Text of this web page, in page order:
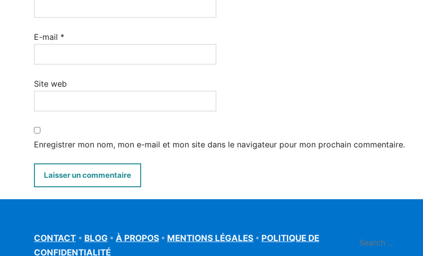
E-mail *
Site web
Enregistrer mon nom, mon e-mail et mon site dans le navigateur pour mon prochain commentaire.
CONTACT • BLOG • À PROPOS • MENTIONS LÉGALES • POLITIQUE DE
CONFIDENTIALITÉ